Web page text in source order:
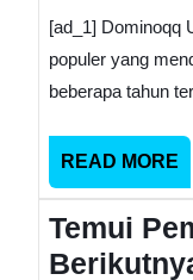
[ad_1] Dominoqq
populer yang
beberapa tahun
READ MORE
Temui